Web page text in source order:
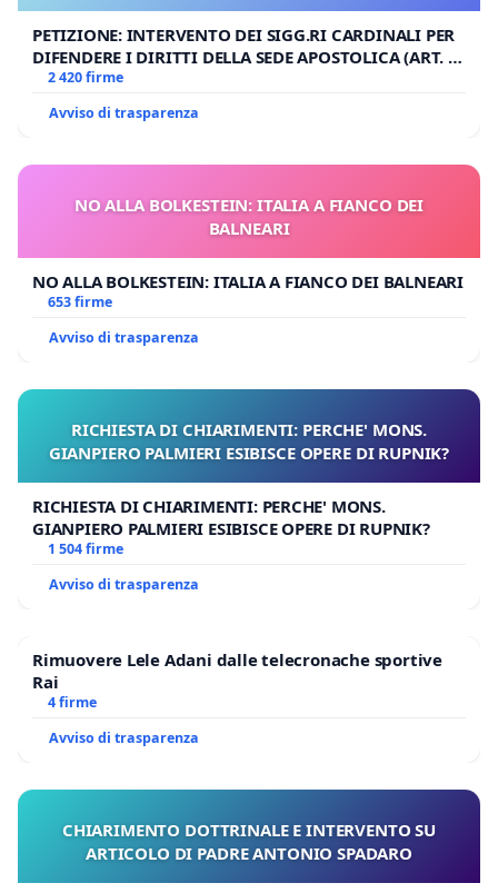
PETIZIONE: INTERVENTO DEI SIGG.RI CARDINALI PER
DIFENDERE I DIRITTI DELLA SEDE APOSTOLICA (ART. 3
UDG)
2 420 firme
Avviso di trasparenza
NO ALLA BOLKESTEIN: ITALIA A FIANCO DEI
BALNEARI
NO ALLA BOLKESTEIN: ITALIA A FIANCO DEI BALNEARI
653 firme
Avviso di trasparenza
RICHIESTA DI CHIARIMENTI: PERCHE' MONS.
GIANPIERO PALMIERI ESIBISCE OPERE DI RUPNIK?
RICHIESTA DI CHIARIMENTI: PERCHE' MONS.
GIANPIERO PALMIERI ESIBISCE OPERE DI RUPNIK?
1 504 firme
Avviso di trasparenza
Rimuovere Lele Adani dalle telecronache sportive
Rai
4 firme
Avviso di trasparenza
CHIARIMENTO DOTTRINALE E INTERVENTO SU
ARTICOLO DI PADRE ANTONIO SPADARO